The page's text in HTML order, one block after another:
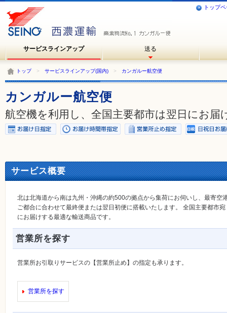
トップ
サービスラインアップ 送る
トップ> サービスラインアップ(国内) > カンガルー航空便
カンガルー航空便
航空機を利用し、全国主要都市は翌日にお届
サービス概要
北は北海道から南は九州・沖縄の約500の拠点から集荷にお伺いし、最寄空
ご都合に合わせて最終便または翌日初便に搭載いたします。 全国主要都市
にお届けする最適な輸送商品です。
営業所を探す
営業所お引取りサービスの【営業所止め】の指定も承ります。
営業所を探す